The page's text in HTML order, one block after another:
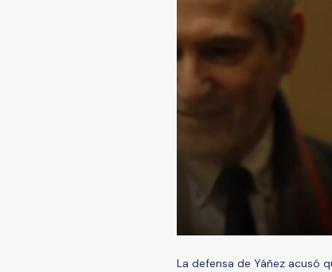
La defensa de Yáñez acusó